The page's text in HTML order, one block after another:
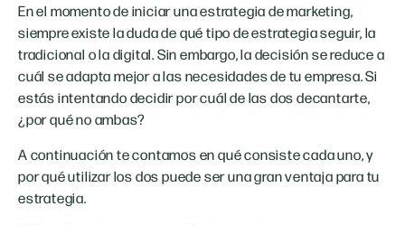
En el momento de iniciar una estrategia de marketing,
siempre existe la duda de qué tipo de estrategia seguir, la
tradicional o la digital. Sin embargo, la decisión se reduce a
cuál se adapta mejor a las necesidades de tu empresa. Si
estás intentando decidir por cuál de las dos decantarte,
¿por qué no ambas?
A continuación te contamos en qué consiste cada uno, y
por qué utilizar los dos puede ser una gran ventaja para tu
estrategia.